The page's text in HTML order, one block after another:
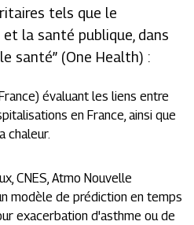
tels que le
la santé publique, dans
santé” (One Health) :
évaluant les liens entre
en France, ainsi que
chaleur.
CNES, Atmo Nouvelle
modèle de prédiction en temps
exacerbation d'asthme ou de